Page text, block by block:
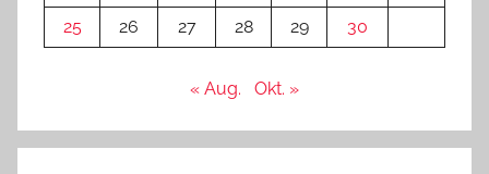
25
26 27 28 29 30
« Aug. Okt. »